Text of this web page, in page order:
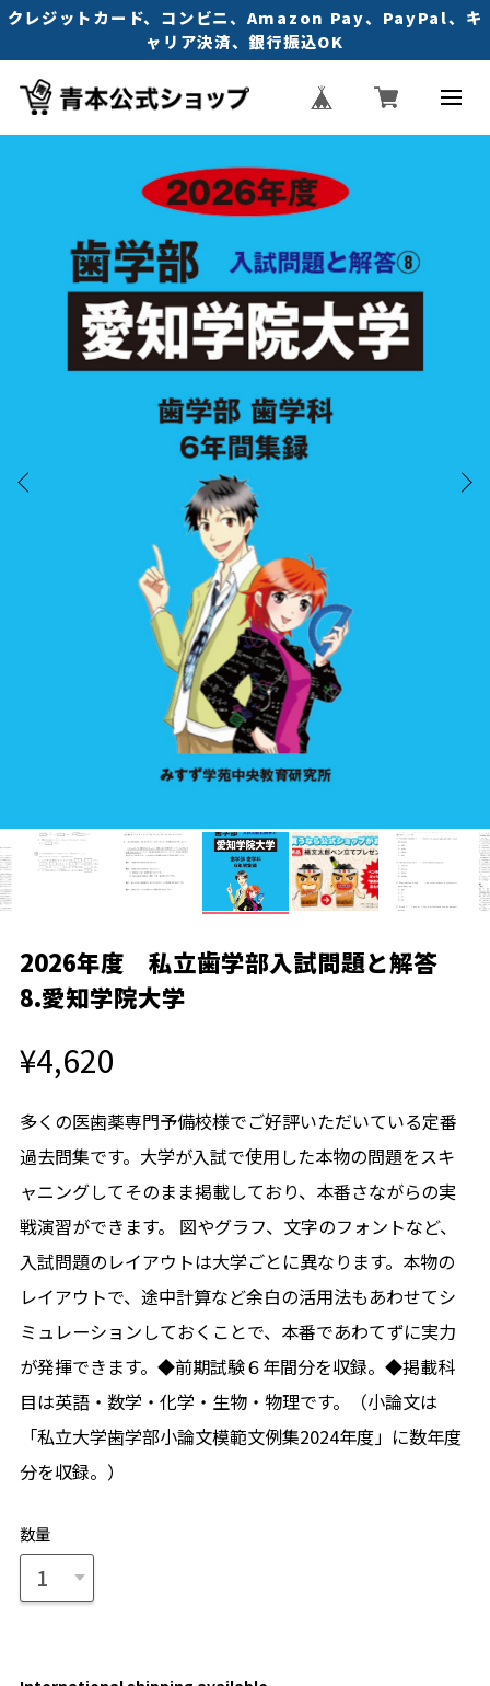
クレジットカード、コンビニ、Amazon Pay、PayPal、キ
ャリア決済、銀行振込OK
2026年度 私立歯学部入試問題と解答
8.愛知学院大学
¥4,620
多くの医歯薬専門予備校様でご好評いただいている定番
過去問集です。大学が入試で使用した本物の問題をスキ
ャニングしてそのまま掲載しており、本番さながらの実
戦演習ができます。 図やグラフ、文字のフォントなど、
入試問題のレイアウトは大学ごとに異なります。本物の
レイアウトで、途中計算など余白の活用法もあわせてシ
ミュレーションしておくことで、本番であわてずに実力
が発揮できます。◆前期試験６年間分を収録。◆掲載科
目は英語・数学・化学・生物・物理です。（小論文は
「私立大学歯学部小論文模範文例集2024年度」に数年度
分を収録。）
数量